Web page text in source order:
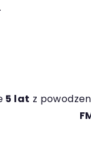
5 lat z